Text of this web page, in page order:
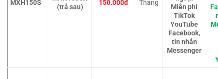
MXH150S
(trả sau)
150.000đ Tháng
Miễn phí
TikTok
YouTube
Facebook,
tin nhắn
Messenger